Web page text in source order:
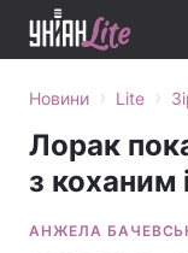
Новини › Lite ›
Лорак
з коханим
АНЖЕЛА